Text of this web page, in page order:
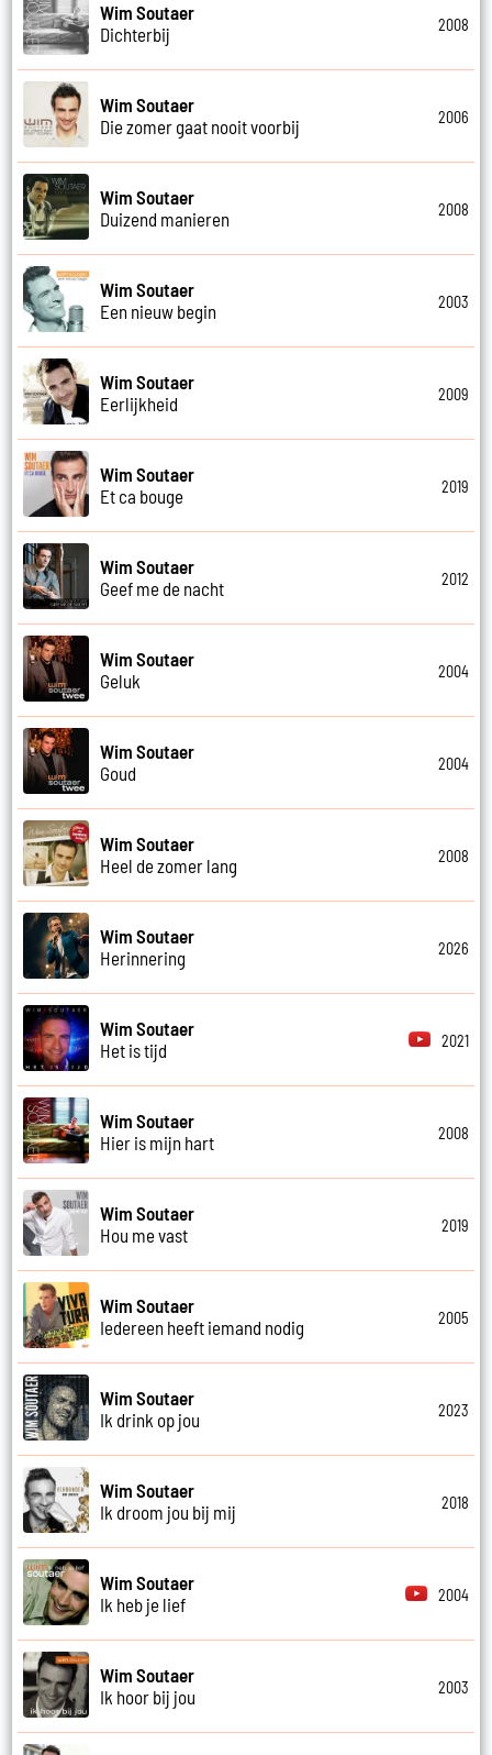
Wim Soutaer
Dichterbij
2008
Wim Soutaer
Die zomer gaat nooit voorbij
2006
Wim Soutaer
Duizend manieren
2008
Wim Soutaer
Een nieuw begin
2003
Wim Soutaer
Eerlijkheid
2009
Wim Soutaer
Et ca bouge
2019
Wim Soutaer
Geef me de nacht
2012
Wim Soutaer
Geluk
2004
Wim Soutaer
Goud
2004
Wim Soutaer
Heel de zomer lang
2008
Wim Soutaer
Herinnering
2026
Wim Soutaer
Het is tijd
2021
Wim Soutaer
Hier is mijn hart
2008
Wim Soutaer
Hou me vast
2019
Wim Soutaer
Iedereen heeft iemand nodig
2005
Wim Soutaer
Ik drink op jou
2023
Wim Soutaer
Ik droom jou bij mij
2018
Wim Soutaer
Ik heb je lief
2004
Wim Soutaer
Ik hoor bij jou
2003